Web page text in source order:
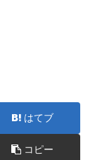
はてブ
コピー